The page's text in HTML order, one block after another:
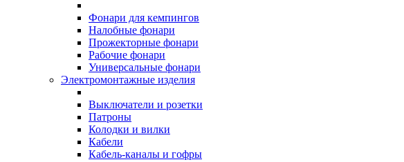
Фонари для кемпингов
Налобные фонари
Прожекторные фонари
Рабочие фонари
Универсальные фонари
Электромонтажные изделия
Выключатели и розетки
Патроны
Колодки и вилки
Кабели
Кабель-каналы и гофры